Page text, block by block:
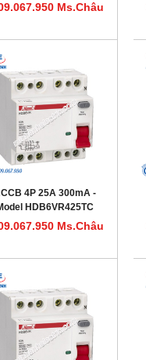
Ms.Châu
4P 25A 300mA -
HDB6VR425TC
Ms.Châu